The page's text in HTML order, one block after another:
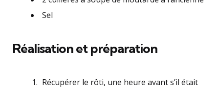
Sel
Réalisation et préparation
Récupérer le rôti, une heure avant s’il était